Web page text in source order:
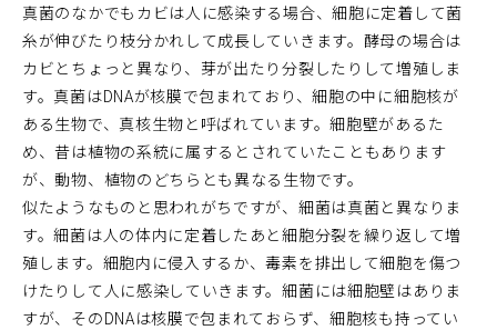
真菌のなかでもカビは人に感染する場合、細胞に定着して菌
糸が伸びたり枝分かれして成長していきます。酵母の場合は
カビとちょっと異なり、芽が出たり分裂したりして増殖しま
す。真菌はDNAが核膜で包まれており、細胞の中に細胞核が
ある生物で、真核生物と呼ばれています。細胞壁があるた
め、昔は植物の系統に属するとされていたこともあります
が、動物、植物のどちらとも異なる生物です。
似たようなものと思われがちですが、細菌は真菌と異なりま
す。細菌は人の体内に定着したあと細胞分裂を繰り返して増
殖します。細胞内に侵入するか、毒素を排出して細胞を傷つ
けたりして人に感染していきます。細菌には細胞壁はありま
すが、そのDNAは核膜で包まれておらず、細胞核も持ってい